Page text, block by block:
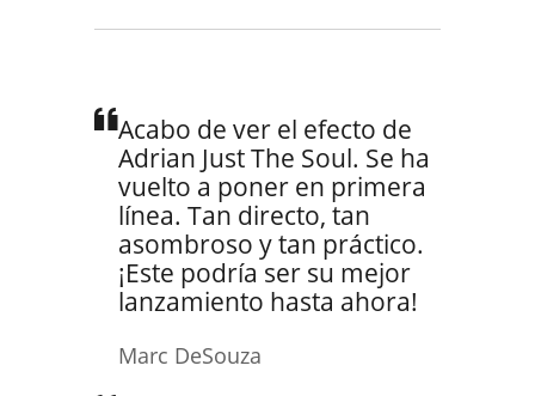
Acabo de ver el efecto de
Adrian Just The Soul. Se ha
vuelto a poner en primera
línea. Tan directo, tan
asombroso y tan práctico.
¡Este podría ser su mejor
lanzamiento hasta ahora!
Marc DeSouza